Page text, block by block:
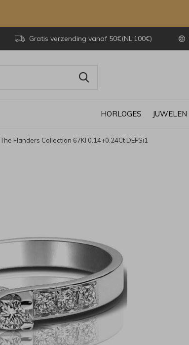
HORLOGES JUWELEN
Gratis verzending vanaf 50€(NL:100€)
The Flanders Collection 67Kl 0.14+0.24Ct DEFSi1